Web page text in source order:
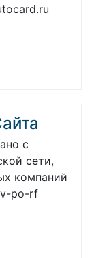
с
сети,
компаний
po-rf